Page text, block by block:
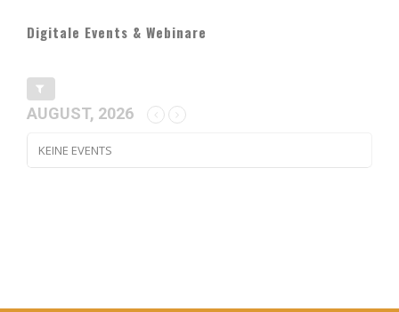
Digitale Events & Webinare
AUGUST, 2026
KEINE EVENTS